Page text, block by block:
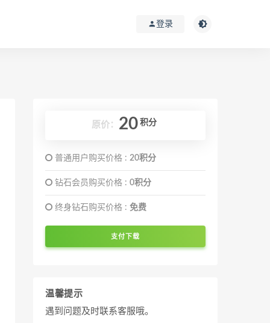
登录
原价： 20 积分
普通用户购买价格 : 20积分
钻石会员购买价格 : 0积分
终身钻石购买价格 : 免费
支付下载
温馨提示
遇到问题及时联系客服哦。